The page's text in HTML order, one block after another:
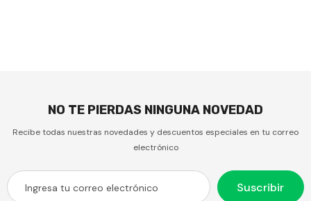
NO TE PIERDAS NINGUNA NOVEDAD
Recibe todas nuestras novedades y descuentos especiales en tu correo
electrónico